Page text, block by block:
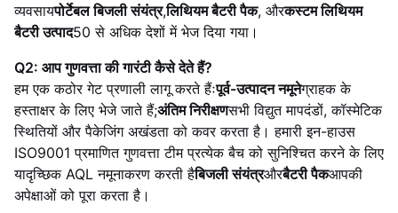
व्यवसायपोर्टेबल बिजली संयंत्र,लिथियम बैटरी पैक, औरकस्टम लिथियम
बैटरी उत्पाद50 से अधिक देशों में भेज दिया गया।
Q2: आप गुणवत्ता की गारंटी कैसे देते हैं?
हम एक कठोर गेट प्रणाली लागू करते हैंःपूर्व-उत्पादन नमूनेग्राहक के
हस्ताक्षर के लिए भेजे जाते हैं;अंतिम निरीक्षणसभी विद्युत मापदंडों, कॉस्मेटिक
स्थितियों और पैकेजिंग अखंडता को कवर करता है। हमारी इन-हाउस
ISO9001 प्रमाणित गुणवत्ता टीम प्रत्येक बैच को सुनिश्चित करने के लिए
यादृच्छिक AQL नमूनाकरण करती हैबिजली संयंत्रऔरबैटरी पैकआपकी
अपेक्षाओं को पूरा करता है।